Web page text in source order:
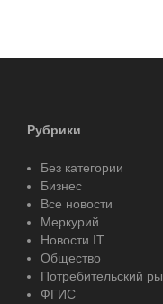
Рубрики
Без категории
Бизнес
Все новости
Меркурий
Новости IT
Общество
Потребительский
ФГИС